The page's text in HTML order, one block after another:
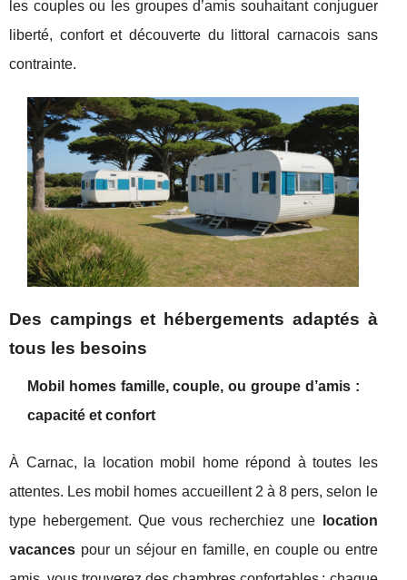
les couples ou les groupes d’amis souhaitant conjuguer
liberté, confort et découverte du littoral carnacois sans
contrainte.
Des campings et hébergements adaptés à
tous les besoins
Mobil homes famille, couple, ou groupe d’amis :
capacité et confort
À Carnac, la location mobil home répond à toutes les
attentes. Les mobil homes accueillent 2 à 8 pers, selon le
type hebergement. Que vous recherchiez une
location
vacances pour un séjour en famille, en couple ou entre